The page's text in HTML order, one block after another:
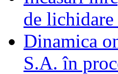
de
Dinamica
S.A. în